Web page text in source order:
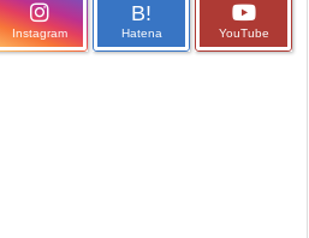
Instagram
B!
Hatena YouTube